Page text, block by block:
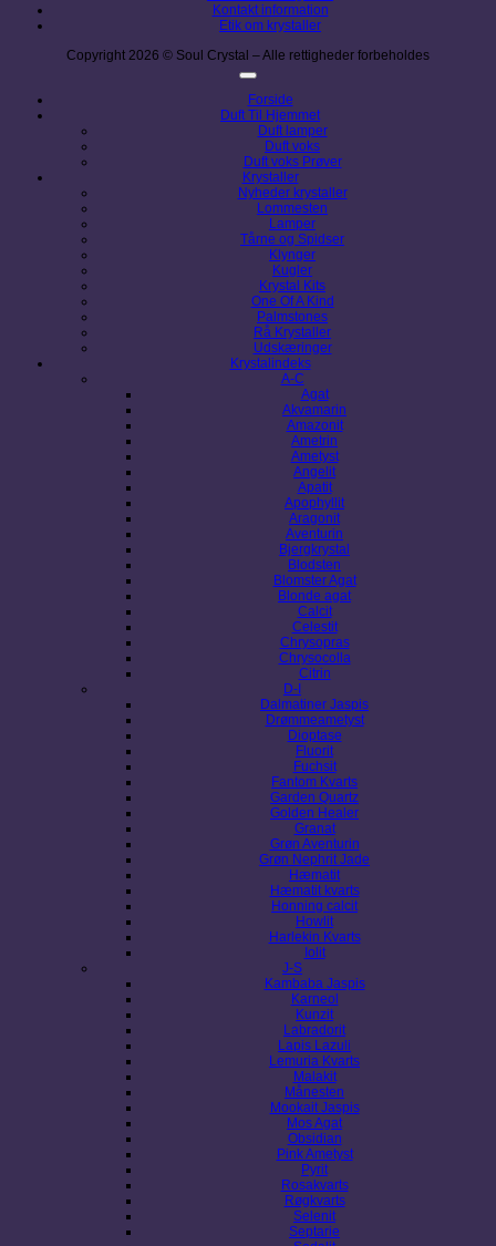
Kontakt information
Etik om krystaller
Copyright 2026 © Soul Crystal – Alle rettigheder forbeholdes
Forside
Duft Til Hjemmet
Duft lamper
Duft voks
Duft voks Prøver
Krystaller
Nyheder krystaller
Lommesten
Lamper
Tårne og Spidser
Klynger
Kugler
Krystal Kits
One Of A Kind
Palmstones
Rå Krystaller
Udskæringer
Krystalindeks
A-C
Agat
Akvamarin
Amazonit
Ametrin
Ametyst
Angelit
Apatit
Apophyllit
Aragonit
Aventurin
Bjergkrystal
Blodsten
Blomster Agat
Blonde agat
Calcit
Celestit
Chrysopras
Chrysocolla
Citrin
D-I
Dalmatiner Jaspis
Drømmeametyst
Dioptase
Fluorit
Fuchsit
Fantom Kvarts
Garden Quartz
Golden Healer
Granat
Grøn Aventurin
Grøn Nephrit Jade
Hæmatit
Hæmatit kvarts
Honning calcit
Howlit
Harlekin Kvarts
Iolit
J-S
Kambaba Jaspis
Karneol
Kunzit
Labradorit
Lapis Lazuli
Lemuria Kvarts
Malakit
Månesten
Mookait Jaspis
Mos Agat
Obsidian
Pink Ametyst
Pyrit
Rosakvarts
Røgkvarts
Selenit
Septarie